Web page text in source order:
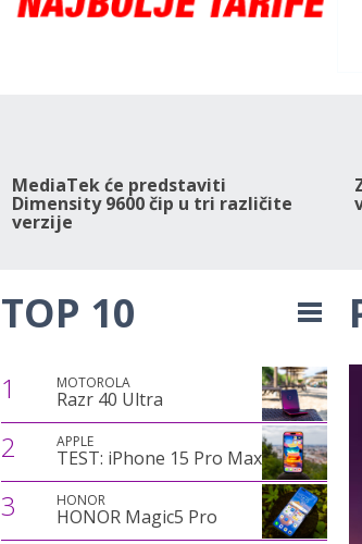
MediaTek će predstaviti
Dimensity 9600 čip u tri različite
verzije
TOP 10
1 MOTOROLA
Razr 40 Ultra
2 APPLE
TEST: iPhone 15 Pro Max
3 HONOR
HONOR Magic5 Pro